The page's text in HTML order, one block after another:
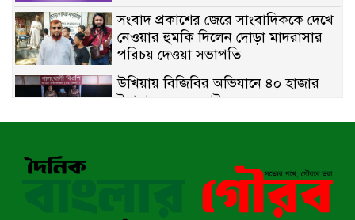
সংবাদ প্রকাশের জেরে সাংবাদিককে দেখে
নেওয়ার হুমকি দিলেন দোড়া মাদরাসার
পরিচয় দেওয়া সভাপতি
উখিয়ায় বিজিবির অভিযানে ৪০ হাজার
ইয়াবাসহ যুবক আটক
হিন্দু বৌদ্ধ খ্রিস্টান কল্যাণ ফ্রন্টের